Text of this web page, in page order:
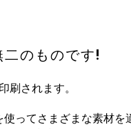
のものです!
刷されます。
ってさまざまな素材を